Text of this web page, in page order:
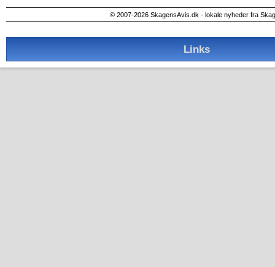
© 2007-2026 SkagensAvis.dk - lokale nyheder fra
Links